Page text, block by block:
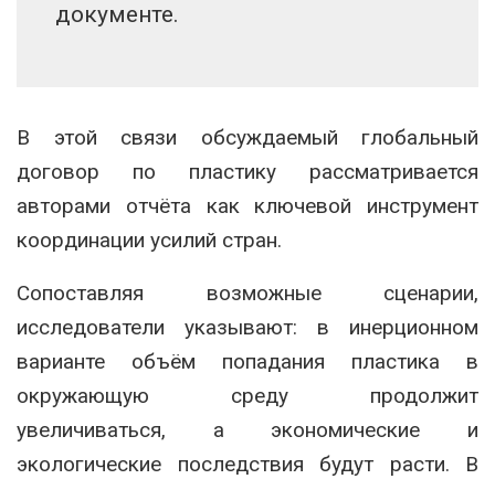
документе.
В этой связи обсуждаемый глобальный
договор по пластику рассматривается
авторами отчёта как ключевой инструмент
координации усилий стран.
Сопоставляя возможные сценарии,
исследователи указывают: в инерционном
варианте объём попадания пластика в
окружающую среду продолжит
увеличиваться, а экономические и
экологические последствия будут расти. В